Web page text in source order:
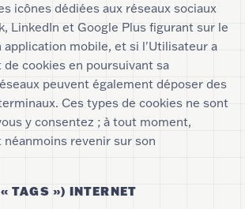
icônes dédiées aux réseaux sociaux
LinkedIn et Google Plus figurant sur le
application mobile, et si l'Utilisateur a
cookies en poursuivant sa
peuvent également déposer des
Ces types de cookies ne sont
y consentez ; à tout moment,
revenir sur son
TAGS ») INTERNET